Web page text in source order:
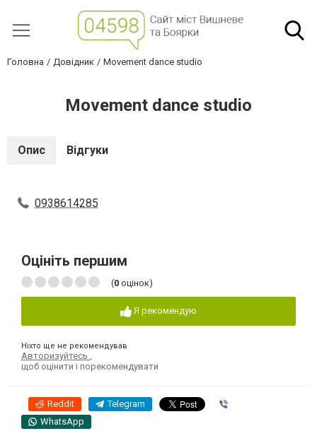
Головна Довідник Movement dance studio
Movement dance studio
Опис Відгуки
0938614285
Оцініть першим
(0 оцінок)
Я рекомендую
Ніхто ще не рекомендував
Авторизуйтесь
щоб оцінити і порекомендувати
Reddit Telegram
WhatsApp